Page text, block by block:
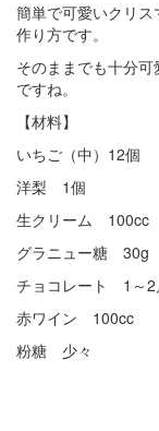
簡単で可愛いクリ
作り方です。
そのままでも十分
ですね。
【材料】
いちご（中）12個
洋梨 1個
生クリーム 100cc
グラニュー糖 30g
チョコレート 1～2
赤ワイン 100cc
粉糖 少々